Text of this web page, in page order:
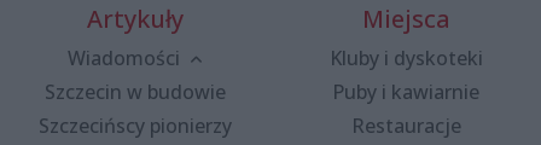
Artykuły
Wiadomości
Szczecin w budowie
Szczecińscy pionierzy
Miejsca
Kluby i dyskoteki
Puby i kawiarnie
Restauracje